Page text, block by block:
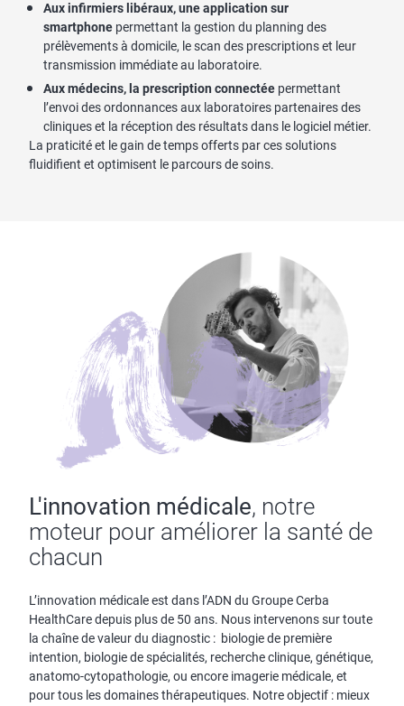
Aux infirmiers libéraux, une application sur
smartphone permettant la gestion du planning des
prélèvements à domicile, le scan des prescriptions et leur
transmission immédiate au laboratoire.
Aux médecins, la prescription connectée permettant
l’envoi des ordonnances aux laboratoires partenaires des
cliniques et la réception des résultats dans le logiciel métier.
La praticité et le gain de temps offerts par ces solutions
fluidifient et optimisent le parcours de soins.
L'innovation médicale, notre
moteur pour améliorer la santé de
chacun
L’innovation médicale est dans l’ADN du Groupe Cerba
HealthCare depuis plus de 50 ans. Nous intervenons sur toute
la chaîne de valeur du diagnostic : biologie de première
intention, biologie de spécialités, recherche clinique, génétique,
anatomo-cytopathologie, ou encore imagerie médicale, et
pour tous les domaines thérapeutiques. Notre objectif : mieux